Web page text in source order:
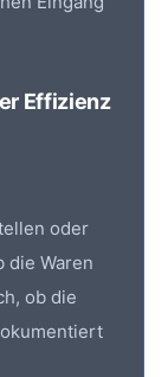
Effizienz
oder
die Waren
ob die